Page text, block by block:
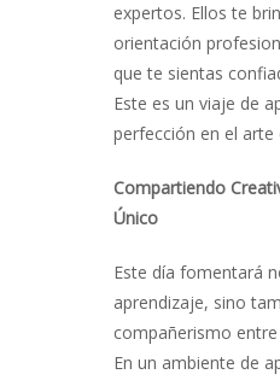
expertos. Ellos te
orientación
que te sientas
Este es un viaje de
perfección en el arte
Compartiendo
Único
Este día fomentará
aprendizaje, sino
compañerismo
En un ambiente de